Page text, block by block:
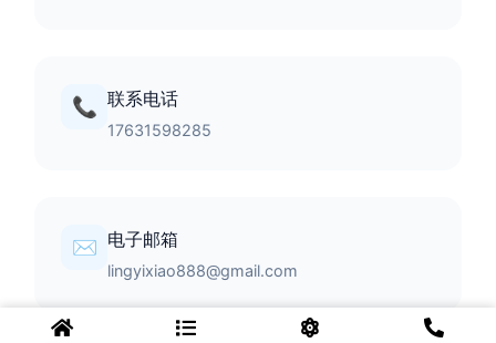
📞 联系电话
17631598285
✉️ 电子邮箱
lingyixiao888@gmail.com